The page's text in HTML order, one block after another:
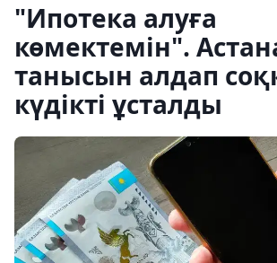
"Ипотека алуға
көмектемін".
танысын алдап
күдікті ұсталды